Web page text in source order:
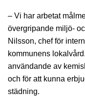
– Vi har arbetat
övergripande miljö-
Nilsson, chef för
kommunens
användande av
och för att kunna
städning.